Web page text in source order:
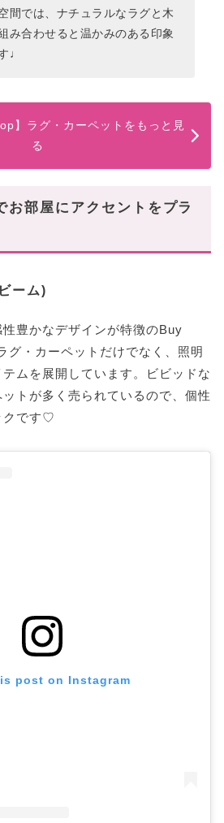
間では、ナチュラルなラグと木
み合わせると温かみのある印象
♩
】ラグ・カーペットをもっと見
る
お部屋にアクセントをプラ
ーム)
性豊かなデザインが特徴のBuy
グ・カーペットだけでなく、照明
ムを展開しています。ビビッドな
トが多く売られているので、個性
クです♡
post on Instagram